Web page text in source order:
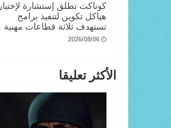
كوناكت تطلق إستشارة لإختيار
هياكل تكوين لتنفيذ برامج
تستهدف ثلاثة قطاعات مهنية
2026/08/06
الأكثر تعليقا